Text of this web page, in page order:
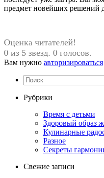
предмет новейших решений
Оценка читателей!
0 из 5 звезд. 0 голосов.
Вам нужно авторизироваться
Рубрики
Время с детьми
Здоровый образ
Кулинарные
Разное
Секреты
Свежие записи